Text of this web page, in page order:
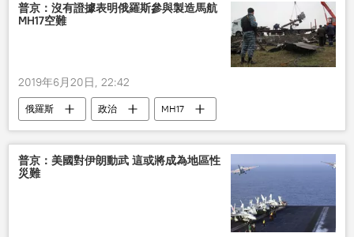
普京：沒有證據表明俄羅斯參與製造馬航
MH17空難
2019年6月20日, 22:42
俄羅斯 政治 MH17
普京：美國對伊朗動武 這或將成為地區性
災難